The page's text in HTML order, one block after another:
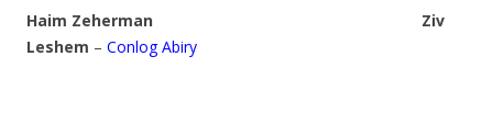
Haim Zeherman
Ziv
Leshem – Conlog Abiry